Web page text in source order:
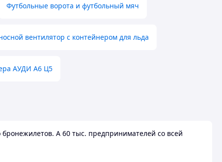
Футбольные ворота и футбольный мяч
вентилятор с контейнером для льда
АУДИ А6 Ц5
А 60 тыс. предпринимателей со всей